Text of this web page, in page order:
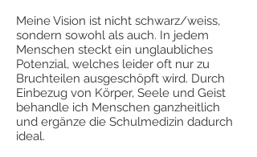
Meine Vision ist nicht schwarz/weiss,
sondern sowohl als auch. In jedem
Menschen steckt ein unglaubliches
Potenzial, welches leider oft nur zu
Bruchteilen ausgeschöpft wird. Durch
Einbezug von Körper, Seele und Geist
behandle ich Menschen ganzheitlich
und ergänze die Schulmedizin dadurch
ideal.